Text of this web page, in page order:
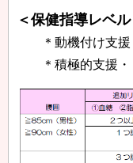
＜保健指導レベル
＊動機付け支
＊積極的支援